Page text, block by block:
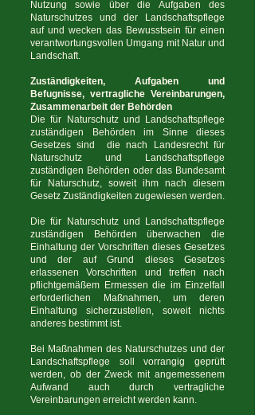
Nutzung sowie über die Aufgaben des
Naturschutzes und der Landschaftspflege
auf und wecken das Bewusstsein für einen
verantwortungsvollen Umgang mit Natur und
Landschaft.
Zuständigkeiten, Aufgaben und
Befugnisse, vertragliche Vereinbarungen,
Zusammenarbeit der Behörden
Die für Naturschutz und Landschaftspflege
zuständigen Behörden im Sinne dieses
Gesetzes sind die nach Landesrecht für
Naturschutz und Landschaftspflege
zuständigen Behörden oder das Bundesamt
für Naturschutz, soweit ihm nach diesem
Gesetz Zuständigkeiten zugewiesen werden.
Die für Naturschutz und Landschaftspflege
zuständigen Behörden überwachen die
Einhaltung der Vorschriften dieses Gesetzes
und der auf Grund dieses Gesetzes
erlassenen Vorschriften und treffen nach
pflichtgemäßem Ermessen die im Einzelfall
erforderlichen Maßnahmen, um deren
Einhaltung sicherzustellen, soweit nichts
anderes bestimmt ist.
Bei Maßnahmen des Naturschutzes und der
Landschaftspflege soll vorrangig geprüft
werden, ob der Zweck mit angemessenem
Aufwand auch durch vertragliche
Vereinbarungen erreicht werden kann.